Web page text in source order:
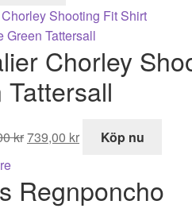
Chorley
kr
ursprungliga
var:
739,00 kr
nuvarande
är:
739,00 kr.
Köp nu
Regnponcho